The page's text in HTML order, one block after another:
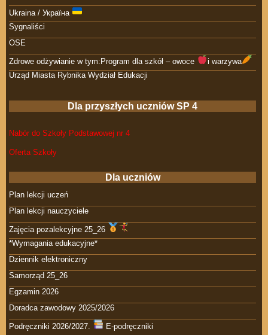
Ukraina / Україна
Sygnaliści
OSE
Zdrowe odżywianie w tym:Program dla szkół – owoce
i warzywa
Urząd Miasta Rybnika Wydział Edukacji
Dla przyszłych uczniów SP 4
Nabór do Szkoły Podstawowej nr 4
Oferta Szkoły
Dla uczniów
Plan lekcji uczeń
Plan lekcji nauczyciele
Zajęcia pozalekcyjne 25_26
*Wymagania edukacyjne*
Dziennik elektroniczny
Samorząd 25_26
Egzamin 2026
Doradca zawodowy 2025/2026
Podręczniki 2026/2027.
E-podręczniki